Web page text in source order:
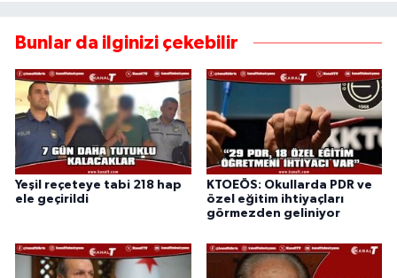
Bunlar da ilginizi çekebilir
Yeşil reçeteye tabi 218 hap
ele geçirildi
KTOEÖS: Okullarda PDR ve
özel eğitim ihtiyaçları
görmezden geliniyor